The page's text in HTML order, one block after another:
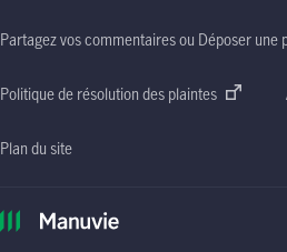
Partagez vos commentaires ou Déposer une
Politique de résolution des plaintes
Plan du site